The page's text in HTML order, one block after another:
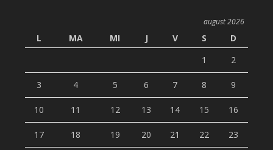
august 2026
L MA MI J V S
D
1
2
3 4 5 6 7 8 9
10 11 12 13 14 15 16
17 18 19 20 21 22 23